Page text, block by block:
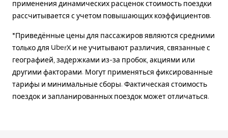
применения динамических расценок стоимость поездки
рассчитывается с учетом повышающих коэффициентов.
*Приведённые цены для пассажиров являются средними
только для UberX и не учитывают различия, связанные с
географией, задержками из-за пробок, акциями или
другими факторами. Могут применяться фиксированные
тарифы и минимальные сборы. Фактическая стоимость
поездок и запланированных поездок может отличаться.